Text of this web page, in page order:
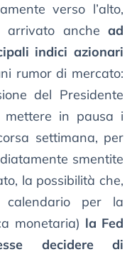
verso l’alto,
anche ad
indici azionari
rumor di mercato:
del Presidente
mettere in pausa i
settimana, per
smentite
la possibilità che,
per la
monetaria) la Fed
decidere di